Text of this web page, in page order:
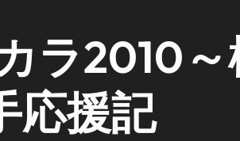
ラ2010
応援記